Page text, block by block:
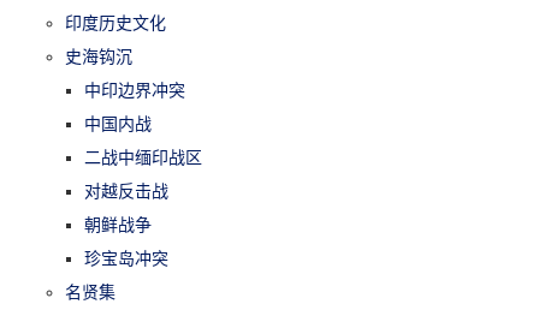
印度历史文化
史海钩沉
中印边界冲突
中国内战
二战中缅印战区
对越反击战
朝鲜战争
珍宝岛冲突
名贤集